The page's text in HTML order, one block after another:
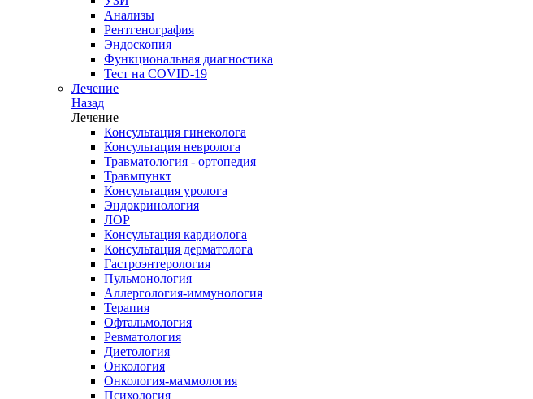
Анализы
Рентгенография
Эндоскопия
Функциональная диагностика
Тест на COVID-19
Лечение
Назад
Лечение
Консультация гинеколога
Консультация невролога
Травматология - ортопедия
Травмпункт
Консультация уролога
Эндокринология
ЛОР
Консультация кардиолога
Консультация дерматолога
Гастроэнтерология
Пульмонология
Аллергология-иммунология
Терапия
Офтальмология
Ревматология
Диетология
Онкология
Онкология-маммология
Психология